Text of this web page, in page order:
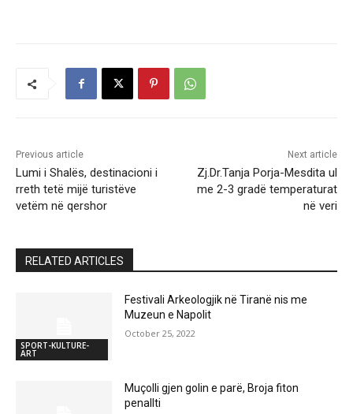
Previous article
Lumi i Shalës, destinacioni i
rreth tetë mijë turistëve
vetëm në qershor
Next article
Zj.Dr.Tanja Porja-Mesdita ul
me 2-3 gradë temperaturat
në veri
RELATED ARTICLES
SPORT-KULTURE-
ART
Festivali Arkeologjik në Tiranë nis me
Muzeun e Napolit
October 25, 2022
Muçolli gjen golin e parë, Broja fiton
penallti